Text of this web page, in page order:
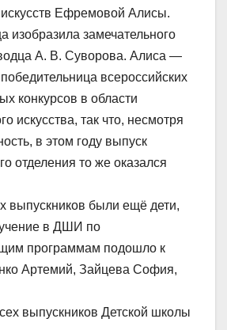
Ефремовой Алисы.
изобразила замечательного
А. В. Суворова. Алиса —
всероссийских
конкурсов в области
искусства, так что, несмотря
в этом году выпуск
отделения то же оказался
выпускников были ещё дети,
в ДШИ по
программам подошло к
Артемий, Зайцева София,
выпускников Детской школы